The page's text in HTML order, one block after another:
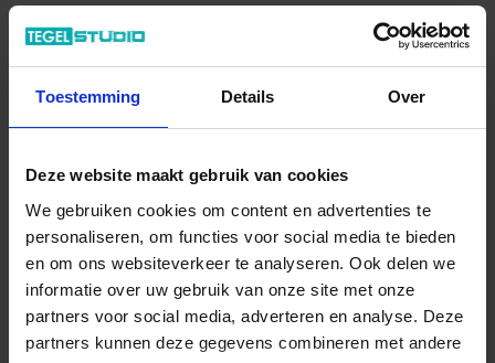
Toestemming Details Over
Deze website maakt gebruik van cookies
We gebruiken cookies om content en advertenties te
personaliseren, om functies voor social media te bieden
en om ons websiteverkeer te analyseren. Ook delen we
informatie over uw gebruik van onze site met onze
partners voor social media, adverteren en analyse. Deze
partners kunnen deze gegevens combineren met andere
60x120 cm, 60x90 cm, 60x60 cm en 30x60 cm. Deze
maken flexibele toepassingen in verschillende
ruimteconcepten mogelijk.
terrastegel, die speciaal voor buiten is ontwikkeld – Imola
Ceramica Vibes Outdoor. De buitentegel is ideaal voor
looppaden, tuinen of binnenplaatsen en biedt eersteklas
eigenschappen voor duurzame buitenoplossingen en
doorlopende ontwerpopvattingen.